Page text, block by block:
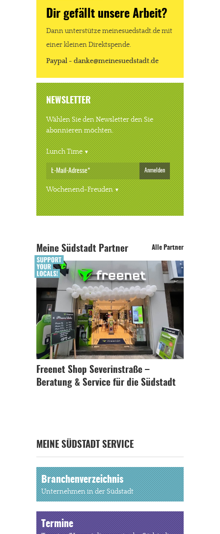
Dir gefällt unsere Arbeit?
Dann unterstütze meinesuedstadt.de mit
einer kleinen Direktspende.
Paypal - danke@meinesuedstadt.de
NEWSLETTER
Wählen Sie den Newsletter den Sie
abonnieren möchten.
Lunch Time
Anmelden
Wochenend-Freuden
Meine Südstadt Partner Alle Partner
Freenet Shop Severinstraße –
Beratung & Service für die Südstadt
MEINE SÜDSTADT SERVICE
Branchenverzeichnis
Unternehmen in der Südstadt
Termine